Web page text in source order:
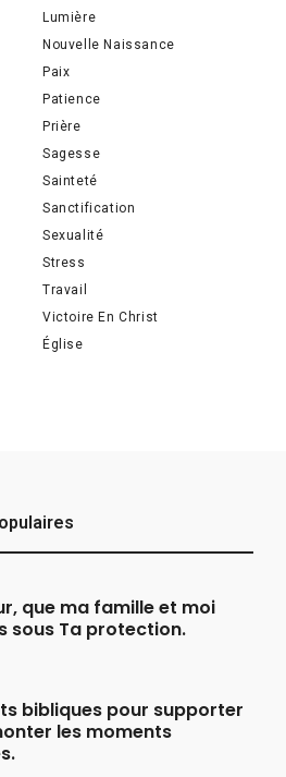
Lumière
Nouvelle Naissance
Paix
Patience
Prière
Sagesse
Sainteté
Sanctification
Sexualité
Stress
Travail
Victoire En Christ
Église
que ma famille et moi
sous Ta protection.
bibliques pour supporter
les moments